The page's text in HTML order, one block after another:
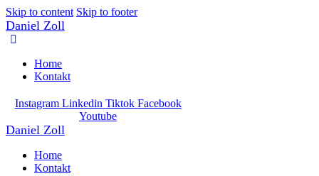
Skip to content Skip to footer
Daniel Zoll
Home
Kontakt
Instagram Linkedin Tiktok Facebook
Youtube
Daniel Zoll
Home
Kontakt